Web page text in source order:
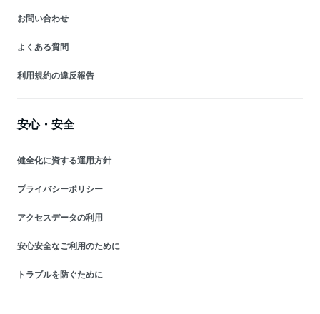
お問い合わせ
よくある質問
利用規約の違反報告
安心・安全
健全化に資する運用方針
プライバシーポリシー
アクセスデータの利用
安心安全なご利用のために
トラブルを防ぐために